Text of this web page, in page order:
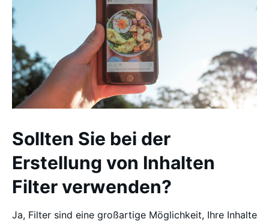
Sollten Sie bei der
Erstellung von Inhalten
Filter verwenden?
Ja, Filter sind eine großartige Möglichkeit, Ihre Inhalte